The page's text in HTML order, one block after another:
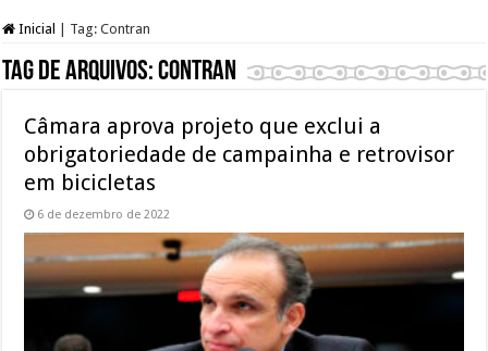
Inicial Tag:Contran
Tag de arquivos:Contran
Câmara aprova projeto que exclui a
obrigatoriedade de campainha e retrovisor
em bicicletas
6 de dezembro de 2022